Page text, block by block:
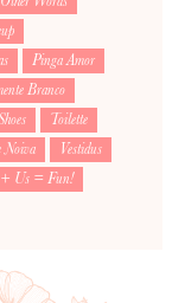
Pinga Amor
Branco
Toilette
Noiva
Vestidus
+ Us = Fun!